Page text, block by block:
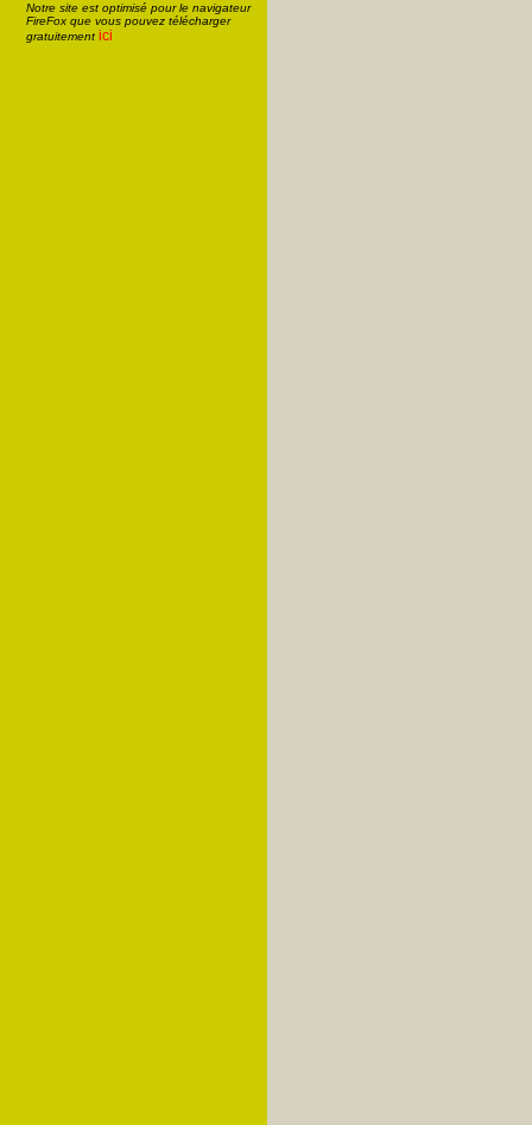
Notre site est optimisé pour le navigateur
FireFox que vous pouvez télécharger
gratuitement ici